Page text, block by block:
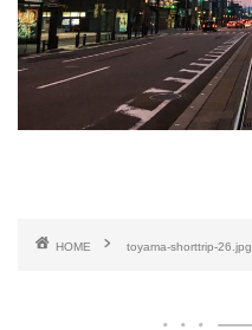
HOME toyama-shorttrip-26.jpg